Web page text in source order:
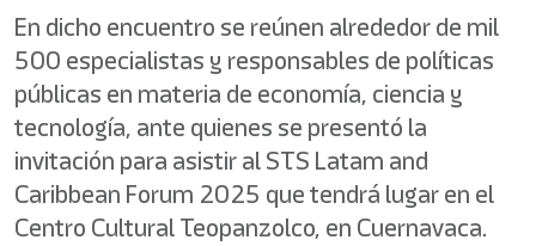
En dicho encuentro se reúnen alrededor de mil
500 especialistas y responsables de políticas
públicas en materia de economía, ciencia y
tecnología, ante quienes se presentó la
invitación para asistir al STS Latam and
Caribbean Forum 2025 que tendrá lugar en el
Centro Cultural Teopanzolco, en Cuernavaca.